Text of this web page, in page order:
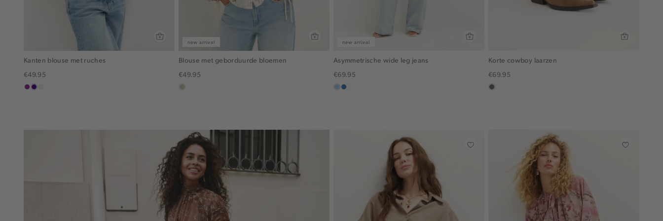
Kanten blouse met ruches
€49.95
middenpaars
indigo
new arrival
Blouse met geborduurde bloemen
€49.95
lichtzand
new arrival
Asymmetrische wide leg jeans
€69.95
blauw,blauw,
Korte cowboy laarzen
€69.95
middenbruin